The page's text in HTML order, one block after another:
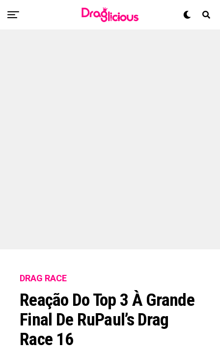
DRAG RACE
Reação Do Top 3 À Grande
Final De RuPaul’s Drag
Race 16